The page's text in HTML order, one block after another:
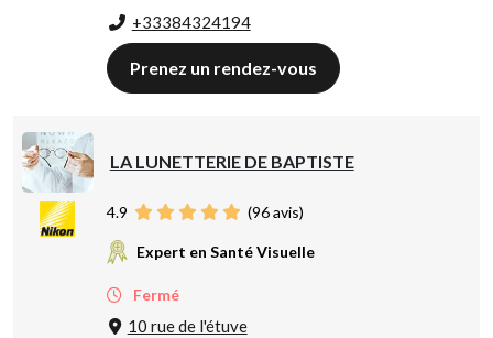
+33384324194
Prenez un rendez-vous
LA LUNETTERIE DE BAPTISTE
4.9 (96avis)
Expert en Santé Visuelle
Fermé
10 rue de l'étuve